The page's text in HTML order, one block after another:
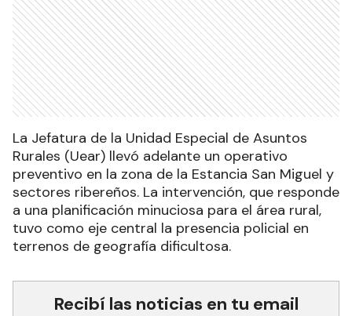
La Jefatura de la Unidad Especial de Asuntos
Rurales (Uear) llevó adelante un operativo
preventivo en la zona de la Estancia San Miguel y
sectores ribereños. La intervención, que responde
a una planificación minuciosa para el área rural,
tuvo como eje central la presencia policial en
terrenos de geografía dificultosa.
Recibí las noticias en tu email